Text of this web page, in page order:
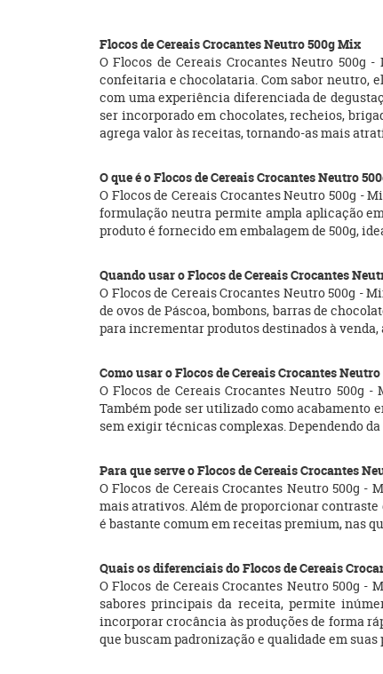
Flocos de Cereais Crocantes Neutro 500g Mix
O Flocos de Cereais Crocantes Neutro
confeitaria e chocolataria. Com sabor neutro,
com uma experiência diferenciada de
ser incorporado em chocolates, recheios,
agrega valor às receitas, tornando-as mais
O que é o Flocos de Cereais Crocantes Neutro
O Flocos de Cereais Crocantes Neutro 500g -
formulação neutra permite ampla aplicação
produto é fornecido em embalagem de 500g,
Quando usar o Flocos de Cereais Crocantes
O Flocos de Cereais Crocantes Neutro 500g -
de ovos de Páscoa, bombons, barras de
para incrementar produtos destinados à
Como usar o Flocos de Cereais Crocantes
O Flocos de Cereais Crocantes Neutro 500g
Também pode ser utilizado como acabamento
sem exigir técnicas complexas. Dependendo
Para que serve o Flocos de Cereais Crocantes
O Flocos de Cereais Crocantes Neutro 500g
mais atrativos. Além de proporcionar contraste
é bastante comum em receitas premium, nas
Quais os diferenciais do Flocos de Cereais
O Flocos de Cereais Crocantes Neutro 500g
sabores principais da receita, permite
incorporar crocância às produções de forma
que buscam padronização e qualidade em suas